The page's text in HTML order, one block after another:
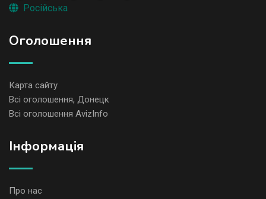
Російська
Оголошення
Карта сайту
Всі оголошення, Донецк
Всі оголошення AvizInfo
Iнформація
Про нас